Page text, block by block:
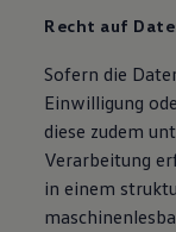
Recht auf
Sofern die
Einwilligung
diese zudem
Verarbeitung
in einem